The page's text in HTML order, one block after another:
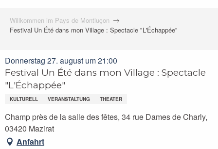
Willkommen im Pays de Montluçon
Festival Un Été dans mon Village : Spectacle "L'Échappée"
Donnerstag 27. august um 21:00
Festival Un Été dans mon Village : Spectacle
"L'Échappée"
KULTURELL VERANSTALTUNG THEATER
Champ près de la salle des fêtes, 34 rue Dames de Charly,
03420 Mazirat
Anfahrt